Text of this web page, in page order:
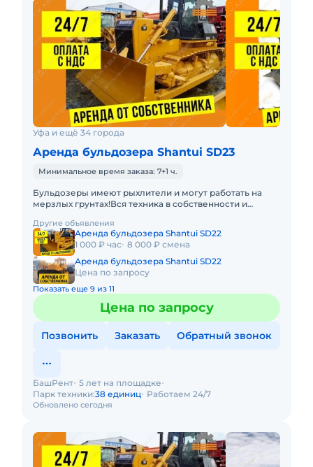
Уфа и ещё 34 города
Аренда бульдозера Shantui SD23
Минимальное время заказа: 7+1 ч.
Бульдозеры имеют рыхлители и могут работать на
мерзлых грунтах!Вся техника в собственности и
механизаторами с опытом работ на
Другие объявления
Аренда бульдозера Shantui SD22
1 000 ₽ час 8 000 ₽ смена
Аренда бульдозера Shantui SD22
Цена по запросу
Показать еще 9 из 11
Цена по запросу
Позвонить Заказать Обратный звонок
Обновлено сегодня
БашРент 5 лет на площадке
Парк техники:38 единиц Работаем 24/7